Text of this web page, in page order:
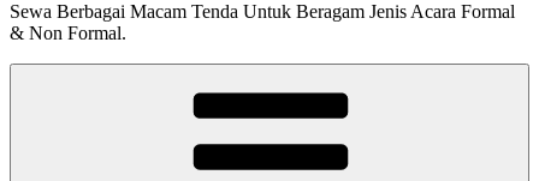
Sewa Berbagai Macam Tenda Untuk Beragam Jenis Acara Formal
& Non Formal.